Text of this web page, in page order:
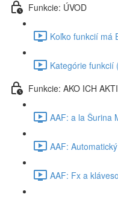
Funkcie: ÚVOD
Koľko funkcií má
Kategórie funkcií
Funkcie: AKO ICH
AAF: a la Šurina
AAF:
AAF: Fx a